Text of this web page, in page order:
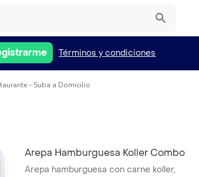
Términos y condiciones
- Suba a Domicilio
Arepa Hamburguesa Koller Combo
Arepa hamburguesa con carne koller,